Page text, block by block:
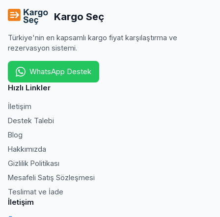
Kargo Seç
Türkiye'nin en kapsamlı kargo fiyat karşılaştırma ve
rezervasyon sistemi.
WhatsApp Destek
Hızlı Linkler
İletişim
Destek Talebi
Blog
Hakkımızda
Gizlilik Politikası
Mesafeli Satış Sözleşmesi
Teslimat ve İade
İletişim